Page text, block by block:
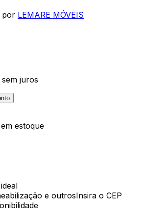
por LEMARE MÓVEIS
sem juros
estoque
e outrosInsira o CEP